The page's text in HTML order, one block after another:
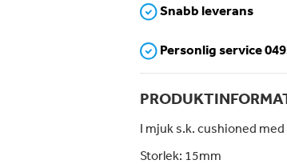
Snabb leverans
Personlig service
I mjuk s.k. cushioned
Storlek: 15mm